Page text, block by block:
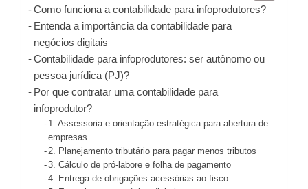
Como funciona a contabilidade para infoprodutores?
Entenda a importância da contabilidade para
negócios digitais
Contabilidade para infoprodutores: ser autônomo ou
pessoa jurídica (PJ)?
Por que contratar uma contabilidade para
infoprodutor?
1. Assessoria e orientação estratégica para abertura de
empresas
2. Planejamento tributário para pagar menos tributos
3. Cálculo de pró-labore e folha de pagamento
4. Entrega de obrigações acessórias ao fisco